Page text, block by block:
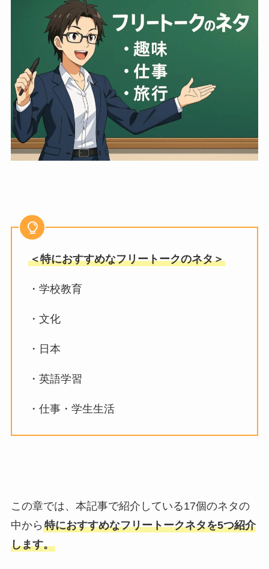
＜特におすすめなフリートークのネタ＞
・学校教育
・文化
・日本
・英語学習
・仕事・学生生活
この章では、本記事で紹介している17個のネタの
中から 特におすすめなフリートークネタを5つ紹介
します。